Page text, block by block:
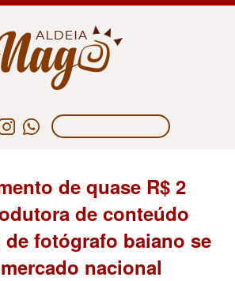
de quase R$ 2
de conteúdo
fotógrafo baiano se
nacional